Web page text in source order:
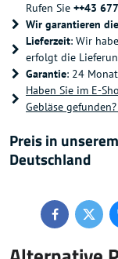
Rufen Sie ++43
Wir garantieren
Lieferzeit: Wir
erfolgt die
Garantie: 24
Haben Sie im E-
Gebläse
Preis in
Deutschland
Facebook